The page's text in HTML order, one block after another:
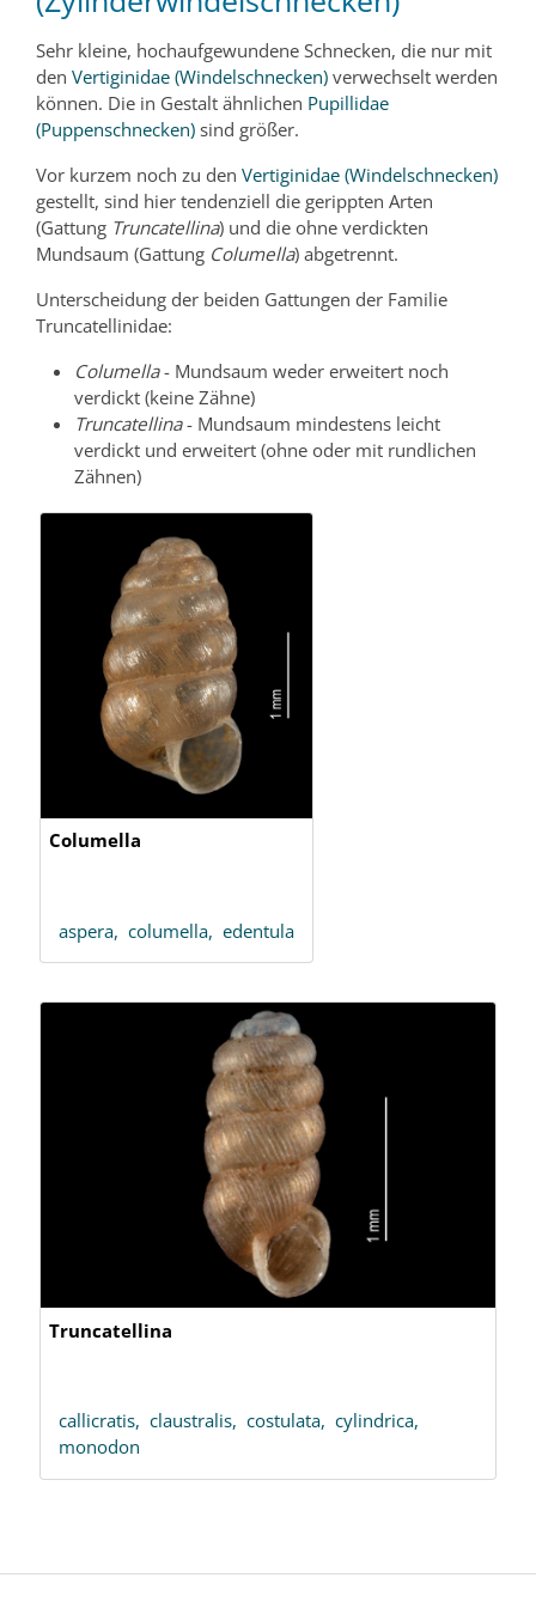
Sehr kleine, hochaufgewundene Schnecken, die nur mit
denVertiginidae (Windelschnecken) verwechselt werden
können. Die in Gestalt ähnlichen Pupillidae
(Puppenschnecken) sind größer.
Vor kurzem noch zu denVertiginidae (Windelschnecken)
gestellt, sind hier tendenziell die gerippten Arten
(Gattung Truncatellina) und die ohne verdickten
Mundsaum (Gattung Columella) abgetrennt.
Unterscheidung der beiden Gattungen der Familie
Truncatellinidae:
Columella- Mundsaum weder erweitert noch
verdickt (keine Zähne)
Truncatellina- Mundsaum mindestens leicht
verdickt und erweitert (ohne oder mit rundlichen
Zähnen)
Columella
aspera, columella, edentula
Truncatellina
callicratis, claustralis, costulata, cylindrica,
monodon